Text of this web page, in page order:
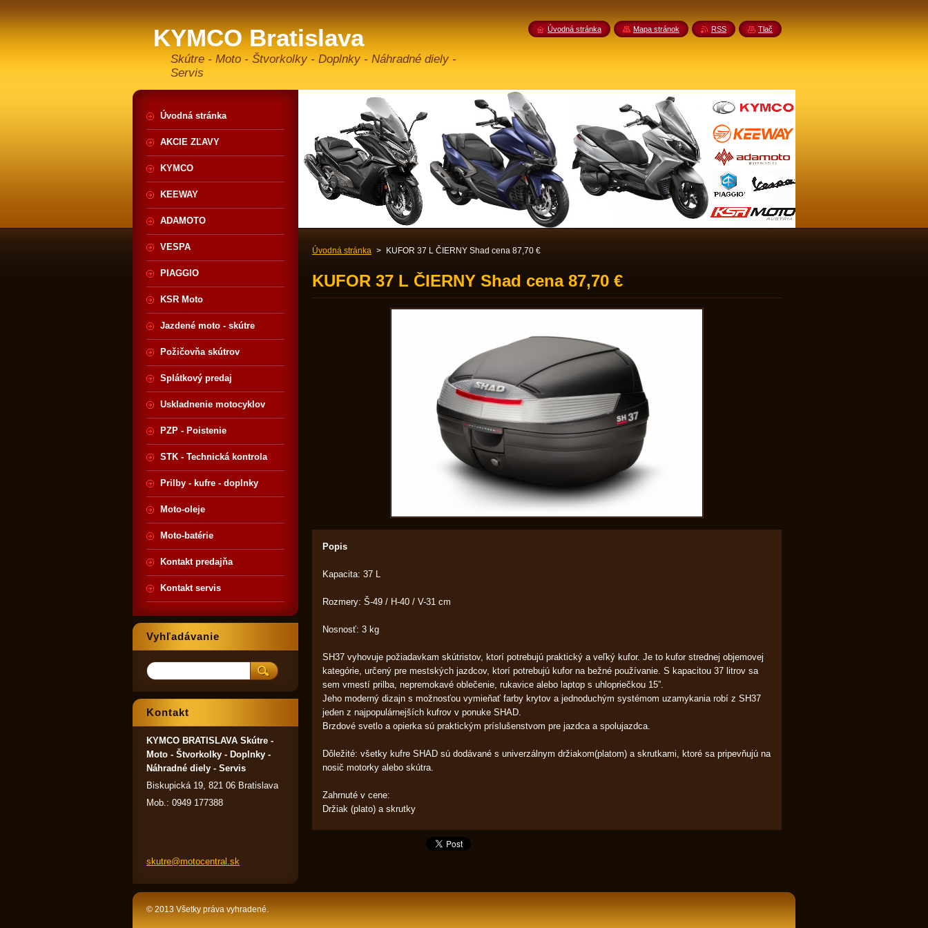
KYMCO Bratislava
Skútre - Moto - Štvorkolky - Doplnky - Náhradné diely -
Servis
Úvodná stránka > KUFOR 37 L ČIERNY Shad cena 87,70 €
KUFOR 37 L ČIERNY Shad cena 87,70 €
Popis
Kapacita: 37 L
Rozmery: Š-49 / H-40 / V-31 cm
Nosnosť: 3 kg
SH37 vyhovuje požiadavkam skútristov, ktorí potrebujú praktický a veľký kufor. Je to kufor strednej objemovej
kategórie, určený pre mestských jazdcov, ktorí potrebujú kufor na bežné používanie. S kapacitou 37 litrov sa
sem vmestí prilba, nepremokavé oblečenie, rukavice alebo laptop s uhlopriečkou 15”.
Jeho moderný dizajn s možnosťou vymieňať farby krytov a jednoduchým systémom uzamykania robí z SH37
jeden z najpopulárnejších kufrov v ponuke SHAD.
Brzdové svetlo a opierka sú praktickým príslušenstvom pre jazdca a spolujazdca.
Dôležité: všetky kufre SHAD sú dodávané s univerzálnym držiakom(platom) a skrutkami, ktoré sa pripevňujú na
nosič motorky alebo skútra.
Zahrnuté v cene:
Držiak (plato) a skrutky
Úvodná stránka
AKCIE ZĽAVY
KYMCO
KEEWAY
ADAMOTO
VESPA
PIAGGIO
KSR Moto
Jazdené moto - skútre
Požičovňa skútrov
Splátkový predaj
Uskladnenie motocyklov
PZP - Poistenie
STK - Technická kontrola
Prilby - kufre - doplnky
Moto-oleje
Moto-batérie
Kontakt predajňa
Kontakt servis
Vyhľadávanie
Kontakt
KYMCO BRATISLAVA Skútre -
Moto - Štvorkolky - Doplnky -
Náhradné diely - Servis
Biskupická 19, 821 06 Bratislava
Mob.: 0949 177388
skutre@motocentral.sk
© 2013 Všetky práva vyhradené.
Úvodná stránka Mapa stránok RSS Tlač